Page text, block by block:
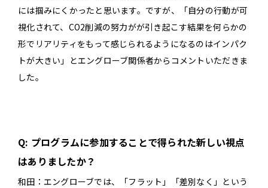
には掴みにくかったと思います。ですが、「自分の行動が可
視化されて、CO2削減の努力がが引き起こす結果を何らかの
形でリアリティをもって感じられるようになるのはインパク
トが大きい」とエングローブ関係者からコメントいただきま
した。
Q: プログラムに参加することで得られた新しい視点
はありましたか？
和田：エングローブでは、「フラット」「差別なく」という